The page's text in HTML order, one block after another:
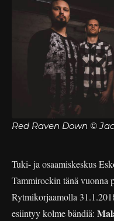
Red Raven Down ©
Tuki- ja osaamiskeskus
Tammirockin tänä vuonna
Rytmikorjaamolla
esiintyy kolme bändiä: